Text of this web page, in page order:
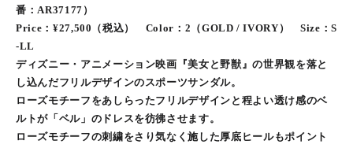
番：AR37177）
Price：¥27,500（税込） Color：2（GOLD / IVORY） Size：S
-LL
ディズニー・アニメーション映画『美女と野獣』の世界観を落と
し込んだフリルデザインのスポーツサンダル。
ローズモチーフをあしらったフリルデザインと程よい透け感のベ
ルトが「ベル」のドレスを彷彿させます。
ローズモチーフの刺繍をさり気なく施した厚底ヒールもポイント